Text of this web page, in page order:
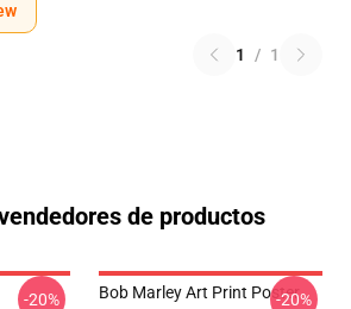
1 / 1
de productos
-20% Bob Marley Art Print Poster
-20%